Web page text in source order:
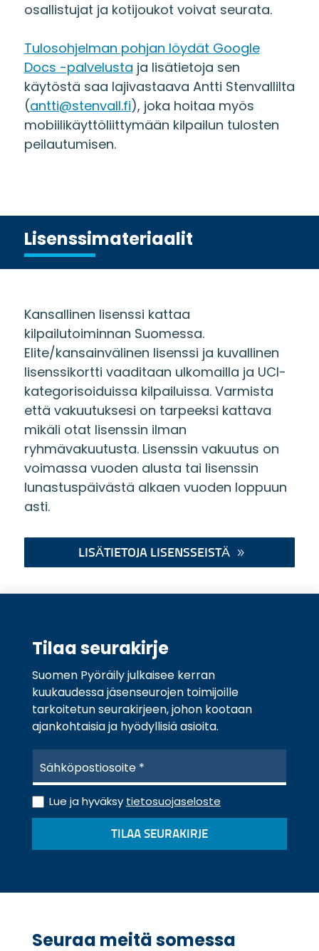
osallistujat ja kotijoukot voivat seurata.
Tulosohjelman pohjan löydät Google
Docs -palvelusta ja lisätietoja sen
käytöstä saa lajivastaava Antti Stenvallilta
(antti@stenvall.fi), joka hoitaa myös
mobiilikäyttöliittymään kilpailun tulosten
peilautumisen.
Lisenssimateriaalit
Kansallinen lisenssi kattaa
kilpailutoiminnan Suomessa.
Elite/kansainvälinen lisenssi ja kuvallinen
lisenssikortti vaaditaan ulkomailla ja UCI-
kategorisoiduissa kilpailuissa. Varmista
että vakuutuksesi on tarpeeksi kattava
mikäli otat lisenssin ilman
ryhmävakuutusta. Lisenssin vakuutus on
voimassa vuoden alusta tai lisenssin
lunastuspäivästä alkaen vuoden loppuun
asti.
LISÄTIETOJA LISENSSEISTÄ
Tilaa seurakirje
Suomen Pyöräily julkaisee kerran
kuukaudessa jäsenseurojen toimijoille
tarkoitetun seurakirjeen, johon kootaan
ajankohtaisia ja hyödyllisiä asioita.
h
k
ö
s
*
T
i
o
o
s
Lue ja hyväksy tietosuojaseloste
TILAA SEURAKIRJE
Seuraa meitä somessa